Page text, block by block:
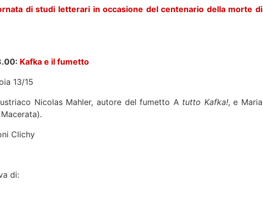
di studi letterari in occasione del centenario della morte di
Kafka e il fumetto
13/15
Nicolas Mahler, autore del fumetto A tutto Kafka!, e Maria
Clichy
di: